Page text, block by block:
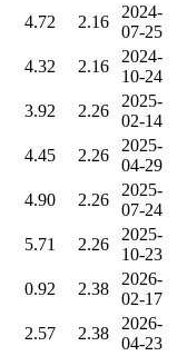
4.72 2.16
2024-
07-25
4.32 2.16
2024-
10-24
3.92 2.26
2025-
02-14
4.45 2.26
2025-
04-29
4.90 2.26
2025-
07-24
5.71 2.26
2025-
10-23
0.92 2.38
2026-
02-17
2.57 2.38
2026-
04-23